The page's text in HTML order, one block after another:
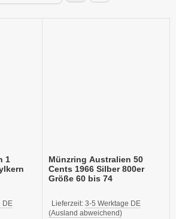
1
DE
Münzring Australien 50
Cents 1966 Silber 800er
Größe 60 bis 74
Lieferzeit: 3-5 Werktage DE
(Ausland abweichend)